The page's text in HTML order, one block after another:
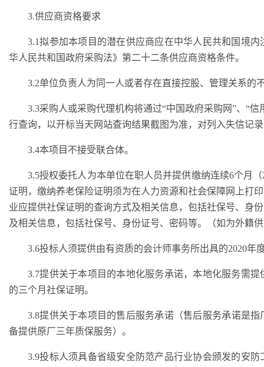
3.供应商资格要求
3.1拟参加本项目的潜在供应商应在中华人民共和国境
华人民共和国政府采购法》第二十二条供应商资格条件。
3.2单位负责人为同一人或者存在直接控股、管理关系的
3.3采购人或采购代理机构将通过“中国政府采购网”、“
行查询，以开标当天网站查询结果截图为准，对列入失信记
3.4本项目不接受联合体。
3.5授权委托人为本单位在职人员并提供缴纳连续6个月（
证明，缴纳养老保险证明须为在人力资源和社会保障网上打
业应提供社保证明的查询方式及相关信息，包括社保号、身
及相关信息，包括社保号、身份证号、密码等。（如为外籍
3.6投标人须提供由有资质的会计师事务所出具的2020年
3.7提供关于本项目的本地化服务承诺，本地化服务需提
的三个月 社保证明。
3.8提供关于本项目的售后服务承诺（售后服务承诺是指
备提供原厂三年质保服务）。
3.9投标人须具备省级安全防范产品行业协会颁发的安